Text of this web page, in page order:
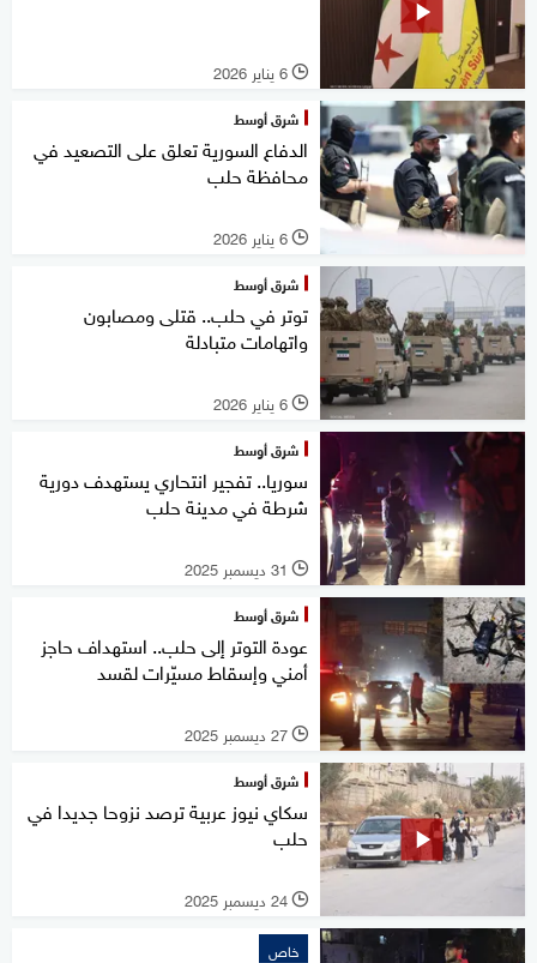
l 6 يناير 2026
شرق أوسط
الدفاع السورية تعلق على التصعيد في
محافظة حلب
l 6 يناير 2026
شرق أوسط
توتر في حلب.. قتلى ومصابون
واتهامات متبادلة
l 6 يناير 2026
شرق أوسط
سوريا.. تفجير انتحاري يستهدف دورية
شرطة في مدينة حلب
l 31 ديسمبر 2025
شرق أوسط
عودة التوتر إلى حلب.. استهداف حاجز
أمني وإسقاط مسيّرات لقسد
l 27 ديسمبر 2025
شرق أوسط
سكاي نيوز عربية ترصد نزوحا جديدا في
حلب
l 24 ديسمبر 2025
خاص